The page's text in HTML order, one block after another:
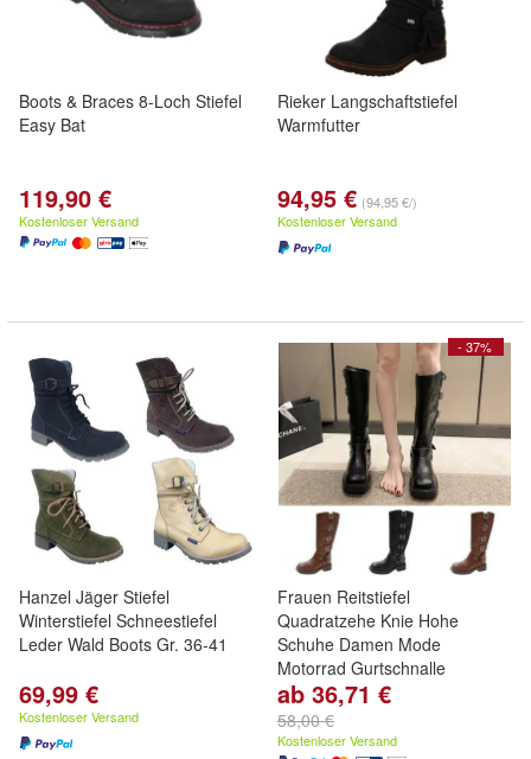
Boots & Braces 8-Loch Stiefel
Easy Bat
119,90 €
Kostenloser Versand
Rieker Langschaftstiefel
Warmfutter
94,95 € (94,95 €/)
Kostenloser Versand
Hanzel Jäger Stiefel
Winterstiefel Schneestiefel
Leder Wald Boots Gr. 36-41
69,99 €
Kostenloser Versand
- 37%
Frauen Reitstiefel
Quadratzehe Knie Hohe
Schuhe Damen Mode
Motorrad Gurtschnalle
ab 36,71 €
58,00 €
Kostenloser Versand